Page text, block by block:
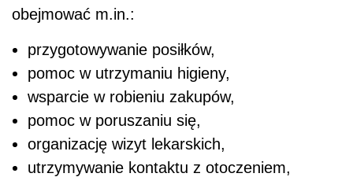
obejmować m.in.:
przygotowywanie posiłków,
pomoc w utrzymaniu higieny,
wsparcie w robieniu zakupów,
pomoc w poruszaniu się,
organizację wizyt lekarskich,
utrzymywanie kontaktu z otoczeniem,